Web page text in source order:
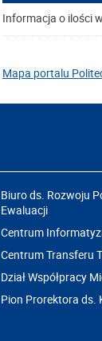
Informacja o ilości
Mapa portalu
Biuro ds. Rozwoju
Ewaluacji
Centrum
Centrum Transferu
Dział Współpracy
Pion Prorektora ds.